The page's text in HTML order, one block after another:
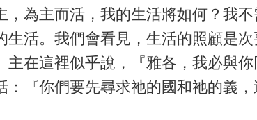
為主而活，我的生活將如何？我
活。我們會看見，生活的照顧是
在這裡似乎說，『雅各，我必與
『你們要先尋求祂的國和祂的義